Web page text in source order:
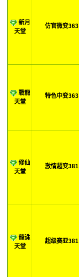
新月
天堂
仿官微变363
戰龍
天堂
特色中变363
修仙
天堂
激情超变381
龍诛
天堂
超级赛亚381